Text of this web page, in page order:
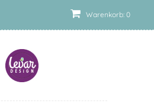
Warenkorb: 0